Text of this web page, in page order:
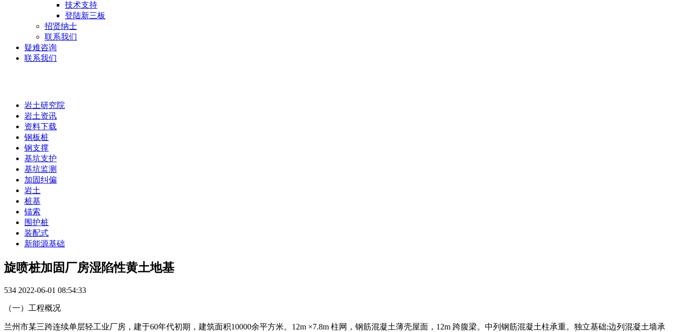
技术支持
登陆新三板
招贤纳士
联系我们
疑难咨询
联系我们
岩土研究院
岩土资讯
资料下载
钢板桩
钢支撑
基坑支护
基坑监测
加固纠偏
岩土
桩基
锚索
围护桩
装配式
新能源基础
旋喷桩加固厂房湿陷性黄土地基
534 2022-06-01 08:54:33
（一）工程概况
兰州市某三跨连续单层轻工业厂房，建于60年代初期，建筑面积10000余平方米。12m ×7.8m 柱网，钢筋混凝土薄壳屋面，12m 跨腹梁。中列钢筋混凝土柱承重。独立基础;边列混凝土墙承